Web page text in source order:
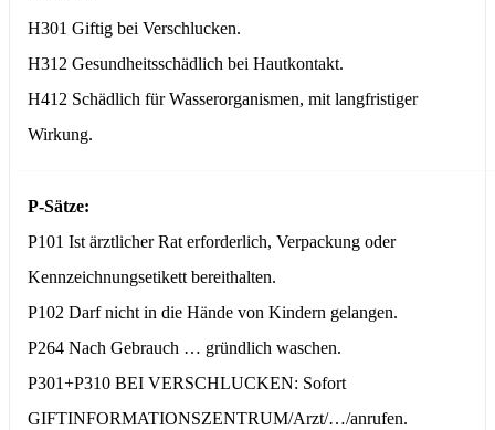
H301 Giftig bei Verschlucken.
H312 Gesundheitsschädlich bei Hautkontakt.
H412 Schädlich für Wasserorganismen, mit langfristiger
Wirkung.
P-Sätze:
P101 Ist ärztlicher Rat erforderlich, Verpackung oder
Kennzeichnungsetikett bereithalten.
P102 Darf nicht in die Hände von Kindern gelangen.
P264 Nach Gebrauch … gründlich waschen.
P301+P310 BEI VERSCHLUCKEN: Sofort
GIFTINFORMATIONSZENTRUM/Arzt/…/anrufen.